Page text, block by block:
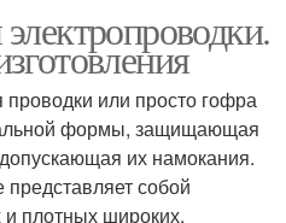
или просто гофра
формы, защищающая
их намокания.
собой
и плотных широких,